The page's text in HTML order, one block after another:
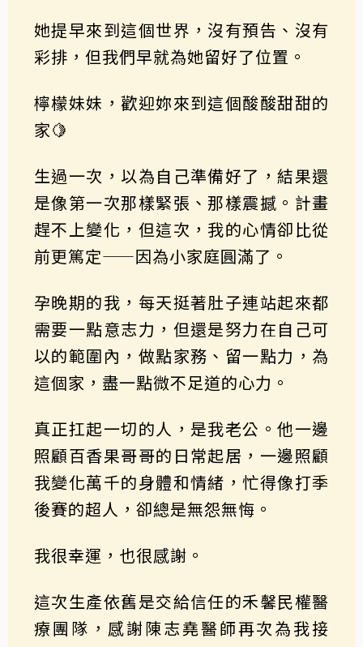
她提早來到這個世界，沒有預告、沒有
彩排，但我們早就為她留好了位置。
檸檬妹妹，歡迎妳來到這個酸酸甜甜的
家🍋
生過一次，以為自己準備好了，結果還
是像第一次那樣緊張、那樣震撼。計畫
趕不上變化，但這次，我的心情卻比從
前更篤定——因為小家庭圓滿了。
孕晚期的我，每天挺著肚子連站起來都
需要一點意志力，但還是努力在自己可
以的範圍內，做點家務、留一點力，為
這個家，盡一點微不足道的心力。
真正扛起一切的人，是我老公。他一邊
照顧百香果哥哥的日常起居，一邊照顧
我變化萬千的身體和情緒，忙得像打季
後賽的超人，卻總是無怨無悔。
我很幸運，也很感謝。
這次生產依舊是交給信任的禾馨民權醫
療團隊，感謝陳志堯醫師再次為我接